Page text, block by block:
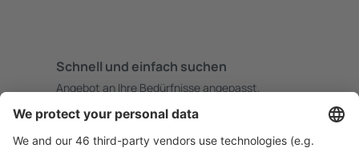
Schnell und einfach suchen
Angebot an Ihre Bedürfnisse angepasst.
Sicher planen